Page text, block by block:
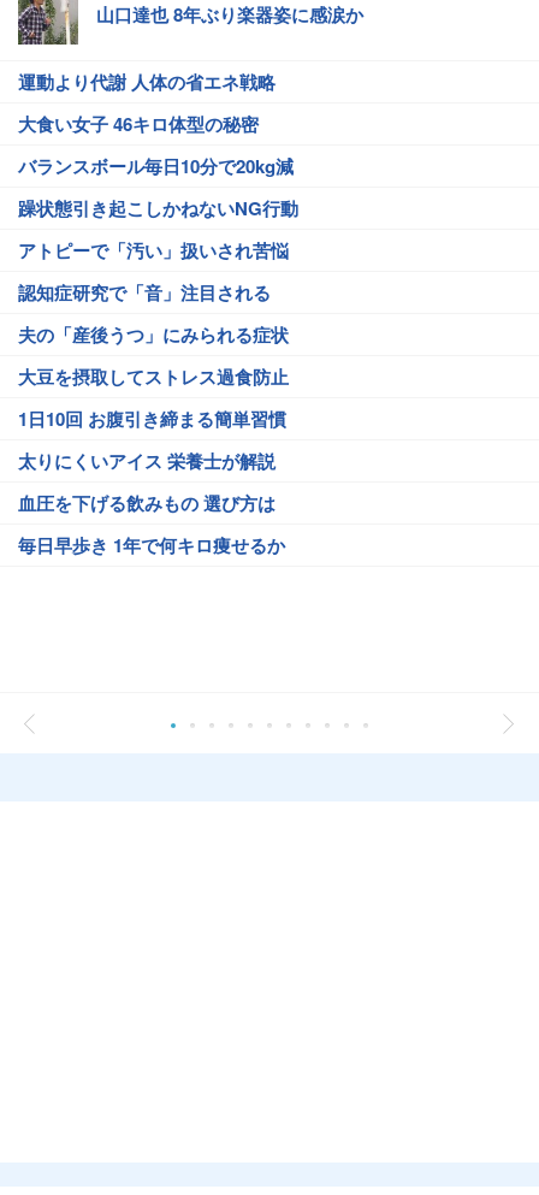
山口達也 8年ぶり楽器姿に感涙か
運動より代謝 人体の省エネ戦略
大食い女子 46キロ体型の秘密
バランスボール毎日10分で20kg減
躁状態引き起こしかねないNG行動
アトピーで「汚い」扱いされ苦悩
認知症研究で「音」注目される
夫の「産後うつ」にみられる症状
大豆を摂取してストレス過食防止
1日10回 お腹引き締まる簡単習慣
太りにくいアイス 栄養士が解説
血圧を下げる飲みもの 選び方は
毎日早歩き 1年で何キロ痩せるか